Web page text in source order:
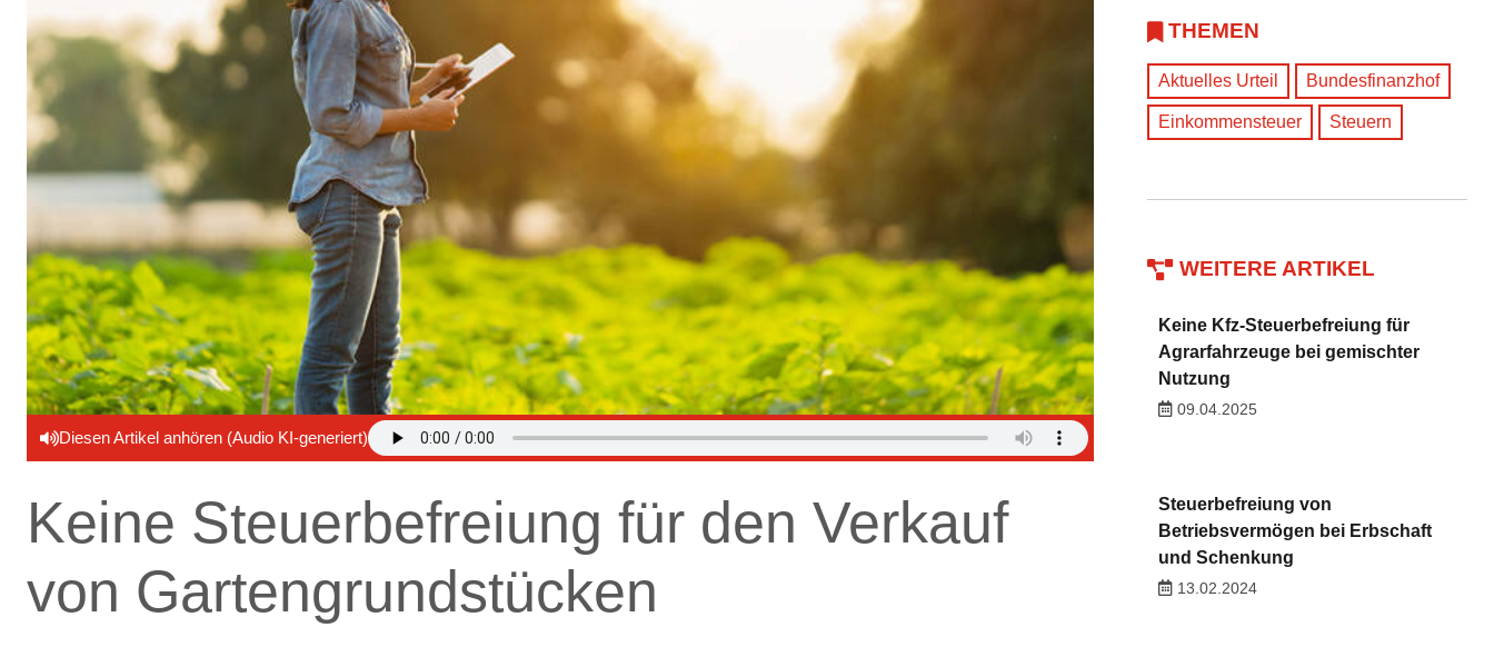
Diesen Artikel anhören (Audio KI-generiert)
Keine Steuerbefreiung für den Verkauf
von Gartengrundstücken
THEMEN
Aktuelles Urteil Bundesfinanzhof
Einkommensteuer Steuern
WEITERE ARTIKEL
Keine Kfz-Steuerbefreiung für
Agrarfahrzeuge bei gemischter
Nutzung
09.04.2025
Steuerbefreiung von
Betriebsvermögen bei Erbschaft
und Schenkung
13.02.2024